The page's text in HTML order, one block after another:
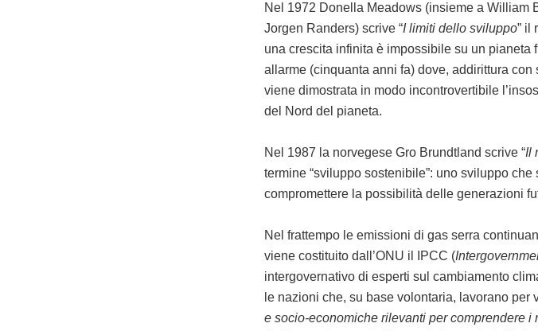
Nel 1972 Donella Meadows (insieme a William
Jorgen Randers) scrive “I limiti dello sviluppo” il
una crescita infinita è impossibile su un
allarme (cinquanta anni fa) dove, addirittura
viene dimostrata in modo incontrovertibile
del Nord del pianeta.
Nel 1987 la norvegese Gro Brundtland scrive “Il
termine “sviluppo sostenibile”: uno sviluppo
compromettere la possibilità delle generazioni
Nel frattempo le emissioni di gas serra
viene costituito dall’ONU il IPCC (
intergovernativo di esperti sul cambiamento
le nazioni che, su base volontaria, lavorano per
e socio-economiche rilevanti per comprendere